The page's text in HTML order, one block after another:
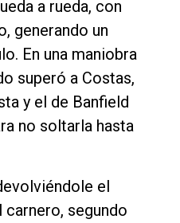
a rueda, con
generando un
En una maniobra
superó a Costas,
y el de Banfield
no soltarla hasta
el
segundo